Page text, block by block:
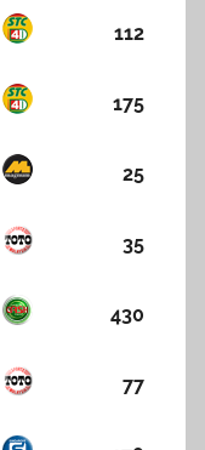
112
175
25
35
430
77